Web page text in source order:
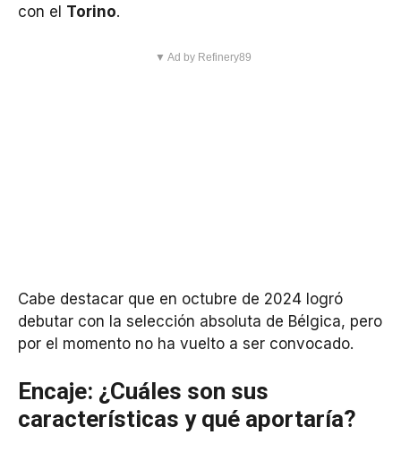
con el Torino.
▼ Ad by Refinery89
Cabe destacar que en octubre de 2024 logró
debutar con la selección absoluta de Bélgica, pero
por el momento no ha vuelto a ser convocado.
Encaje: ¿Cuáles son sus
características y qué aportaría?